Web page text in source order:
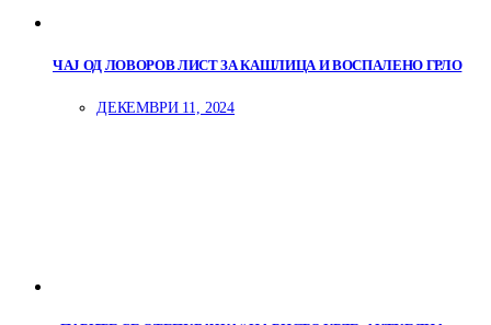
ЧАЈ ОД ЛОВОРОВ ЛИСТ ЗА КАШЛИЦА И ВОСПАЛЕНО ГРЛО
ДЕКЕМВРИ 11, 2024